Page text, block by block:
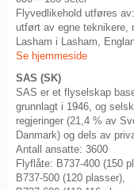
Flyvedlikehold utføres
utført av egne teknikere,
Lasham i Lasham,
Se hjemmeside
SAS (SK)
SAS er et flyselskap
grunnlagt i 1946, og
regjeringer (21,4 % av
Danmark) og dels av
Antall ansatte: 3600
Flyflåte: B737-400 (150
B737-500 (120 plasser),